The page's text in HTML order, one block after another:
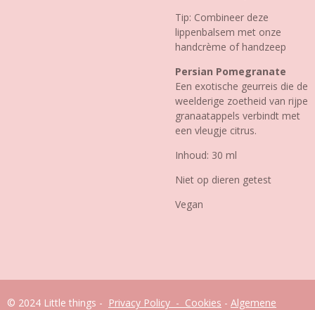
Tip: Combineer deze
lippenbalsem met onze
handcrème of handzeep
Persian Pomegranate
Een exotische geurreis die de
weelderige zoetheid van rijpe
granaatappels verbindt met
een vleugje citrus.
Inhoud: 30 ml
Niet op dieren getest
Vegan
© 2024 Little things - Privacy Policy - Cookies - Algemene